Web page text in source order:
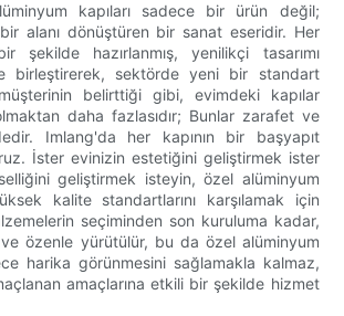
kapıları sadece bir ürün değil;
alanı dönüştüren bir sanat eseridir. Her
şekilde hazırlanmış, yenilikçi tasarımı
birleştirerek, sektörde yeni bir standart
belirttiği gibi, evimdeki kapılar
daha fazlasıdır; Bunlar zarafet ve
Imlang'da her kapının bir başyapıt
İster evinizin estetiğini geliştirmek ister
geliştirmek isteyin, özel alüminyum
kalite standartlarını karşılamak için
seçiminden son kuruluma kadar,
ve özenle yürütülür, bu da özel alüminyum
harika görünmesini sağlamakla kalmaz,
amaçlarına etkili bir şekilde hizmet